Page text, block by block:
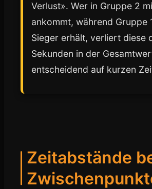
Verlust». Wer in Gruppe 2
ankommt, während Gruppe
Sieger erhält, verliert diese
Sekunden in der
entscheidend auf kurzen
Zeitabstände